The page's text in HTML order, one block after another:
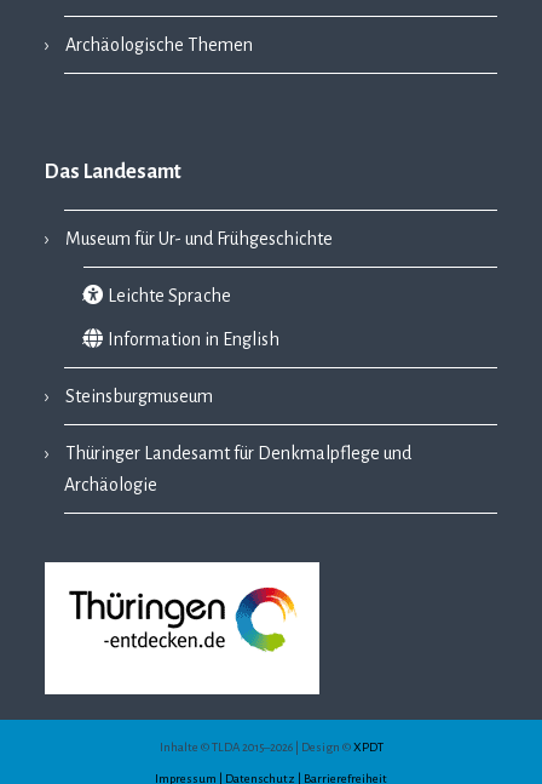
Archäologische Themen
Das Landesamt
Museum für Ur- und Frühgeschichte
Leichte Sprache
Information in English
Steinsburgmuseum
Thüringer Landesamt für Denkmalpflege und
Archäologie
Inhalte © TLDA 2015–2026 | Design ©XPDT
Impressum | Datenschutz | Barrierefreiheit